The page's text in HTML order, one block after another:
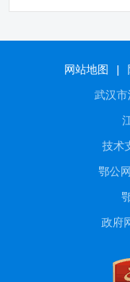
网站地图 |
武汉
技术
鄂公
政府